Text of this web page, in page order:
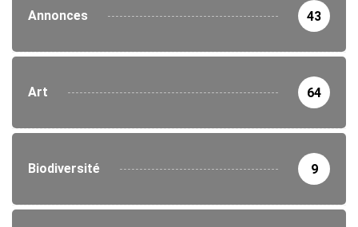
Annonces 43
Art 64
Biodiversité 9